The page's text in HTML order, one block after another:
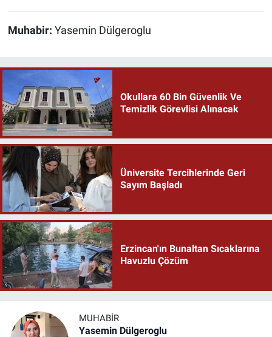
Muhabir: Yasemin Dülgeroglu
Okullara 60 Bin Güvenlik Ve
Temizlik Görevlisi Alınacak
Üniversite Tercihlerinde Geri
Sayım Başladı
Erzincan'ın Bunaltan Sıcaklarına
Havuzlu Çözüm
MUHABIR
Yasemin Dülgeroglu